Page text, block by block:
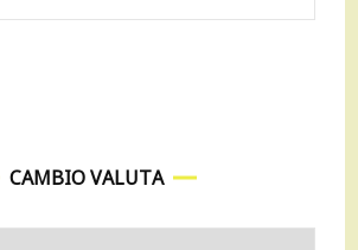
CAMBIO VALUTA